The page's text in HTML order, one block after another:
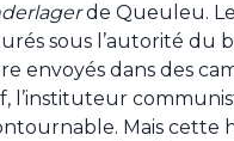
de Queuleu.
sous l’autorité du
envoyés dans des
l’instituteur
Mais cette